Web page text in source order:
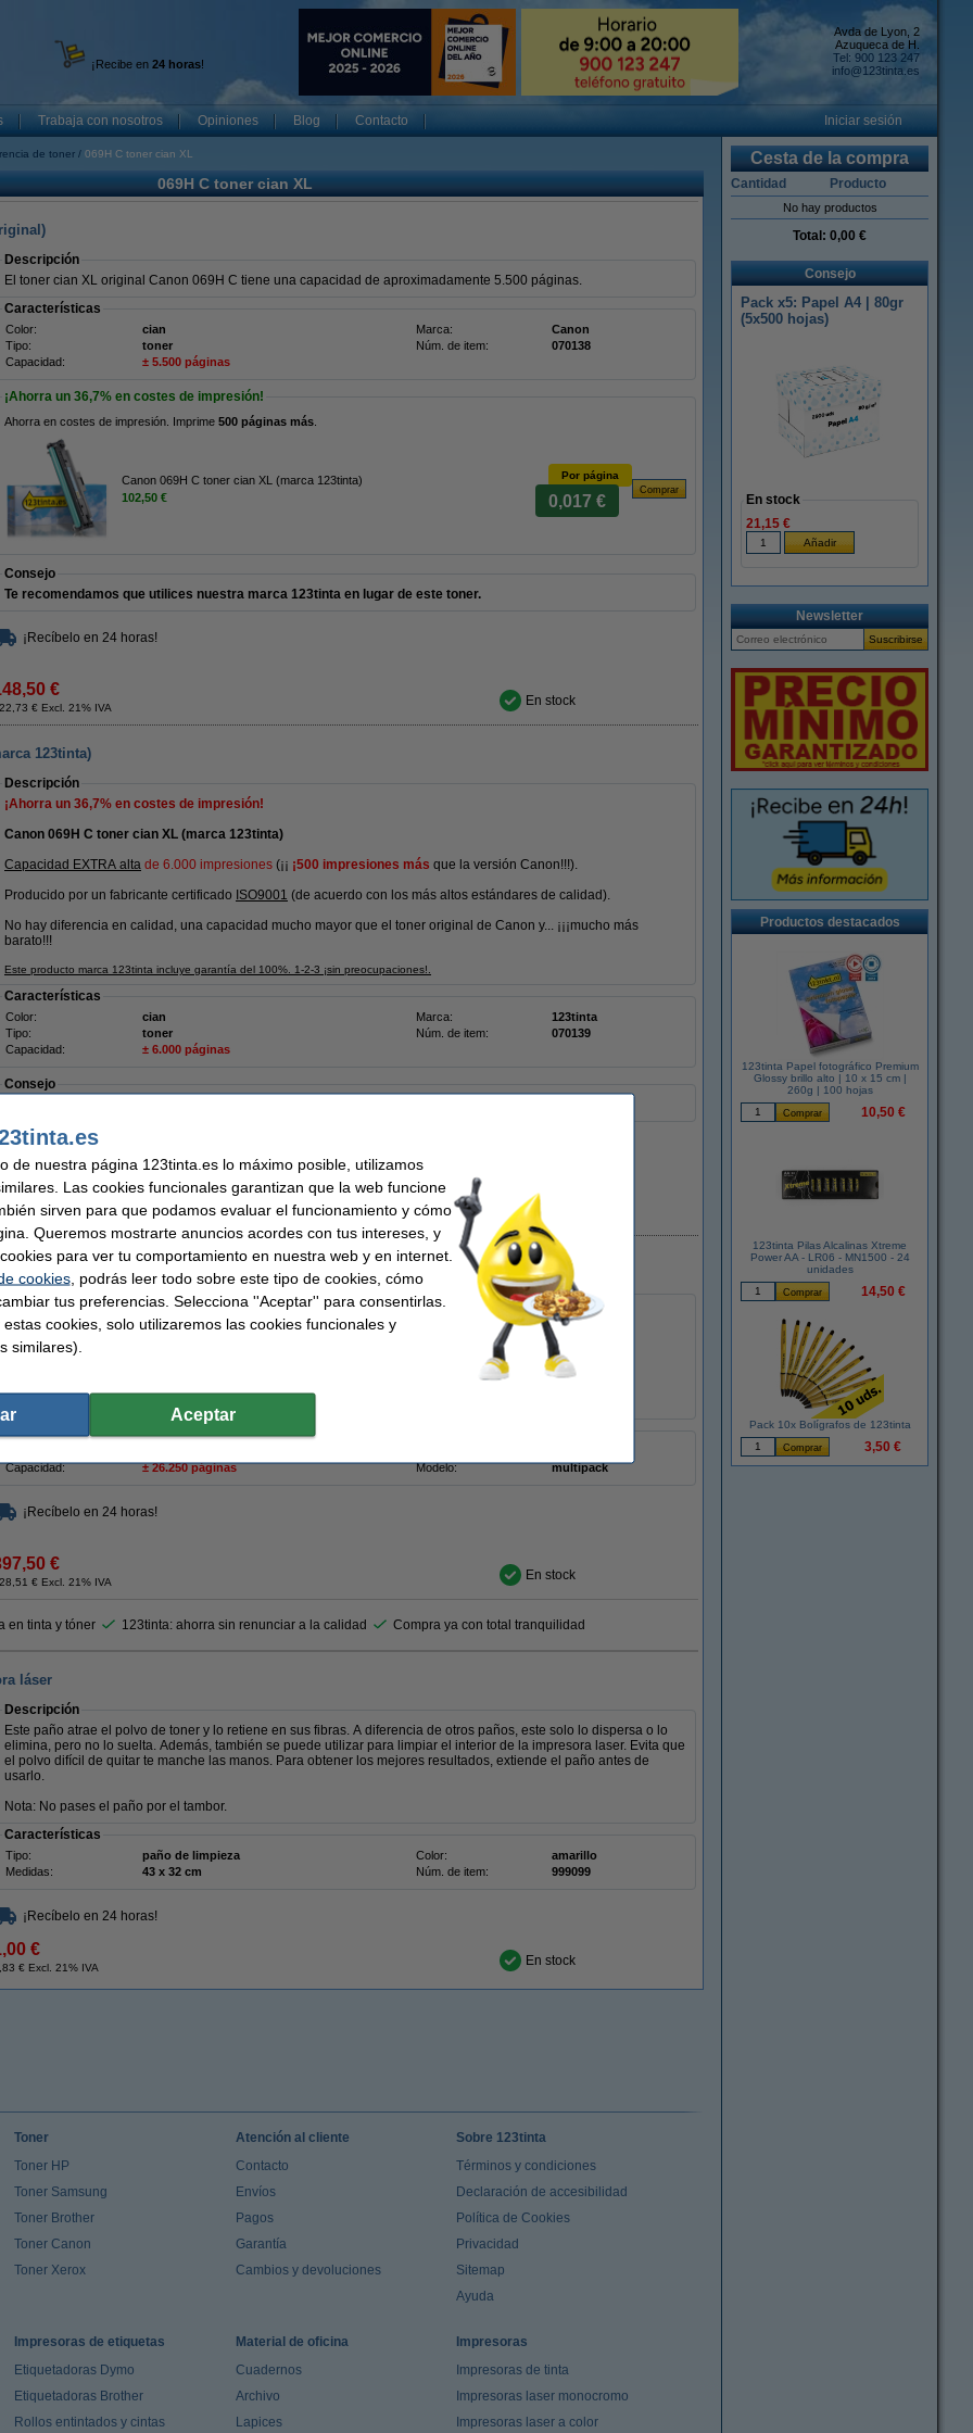
¡Recibe en 24 horas!
Avda de Lyon, 2
Azuqueca de H.
Tel: 900 123 247
info@123tinta.es
Trabaja con nosotros Opiniones Blog Contacto Iniciar sesión
de toner 069H C toner cian XL
069H C toner cian XL
Descripción
El toner cian XL original Canon 069H C tiene una capacidad de aproximadamente 5.500 páginas.
Características
Color: cian Marca:
Canon
Tipo:
toner Núm. de item:
070138
Capacidad:
± 5.500 páginas
¡Ahorra un 36,7% en costes de impresión!
Ahorra en costes de impresión. Imprime 500 páginas más
Canon 069H C toner cian XL (marca 123tinta)
102,50 €
Por página
0,017 €
Consejo
Te recomendamos que utilices nuestra marca 123tinta en lugar de este toner.
¡Recíbelo en 24 horas!
€
€ Excl. 21% IVA En stock
123tinta)
Descripción
¡Ahorra un 36,7% en costes de impresión!
Canon 069H C toner cian XL (marca 123tinta)
Capacidad EXTRA alta de 6.000 impresiones (¡¡ ¡500 impresiones más que la versión Canon!!!).
Producido por un fabricante certificado ISO9001 (de acuerdo con los más altos estándares de calidad).
No hay diferencia en calidad, una capacidad mucho mayor que el toner original de Canon y... ¡¡¡mucho más
barato!!!
Este producto marca 123tinta incluye garantía del 100%. 1-2-3 ¡sin preocupaciones!.
Características
Color: cian Marca:
123tinta
Tipo:
toner Núm. de item:
070139
Capacidad:
± 6.000 páginas
Consejo
¡Recíbelo en 24 horas!
€ Excl. 21% IVA En stock
+ 3 colores (marca 123tinta)
Descripción
Pack completo de toners de marca 123tinta para Canon:
1 x Toner Canon 069 BK
1 x Toner Canon 069 C
1 x Toner Canon 069 Yamarillo:6.000 páginas(marca 123tinta)
Capacidad:
± 26.250 páginas Modelo: multipack
¡Recíbelo en 24 horas!
€
€ Excl. 21% IVA En stock
en tinta y tóner 123tinta: ahorra sin renunciar a la calidad Compra ya con total tranquilidad
láser
Descripción
Este paño atrae el polvo de toner y lo retiene en sus fibras. A diferencia de otros paños, este solo lo dispersa o lo
elimina, pero no lo suelta. Además, también se puede utilizar para limpiar el interior de la impresora laser. Evita que
el polvo difícil de quitar te manche las manos. Para obtener los mejores resultados, extiende el paño antes de
usarlo.
Nota: No pases el paño por el tambor.
Características
Tipo: paño de limpieza Color:
amarillo
Medidas:
43 x 32 cm Núm. de item: 999099
¡Recíbelo en 24 horas!
€
€ Excl. 21% IVA En stock
Cesta de la compra
Cantidad Producto
No hay productos
Total: 0,00 €
Consejo
Pack x5: Papel A4 | 80gr
(5x500 hojas)
En stock
21,15 €
Newsletter
Productos destacados
123tinta Papel fotográfico Premium
Glossy brillo alto | 10 x 15 cm |
260g | 100 hojas
10,50 €
123tinta Pilas Alcalinas Xtreme
Power AA - LR06 - MN1500 - 24
unidades
14,50 €
Pack 10x Bolígrafos de 123tinta
3,50 €
Toner
Toner HP
Toner Samsung
Toner Brother
Toner Canon
Toner Xerox
Atención al cliente
Contacto
Envíos
Pagos
Garantía
Cambios y devoluciones
Sobre 123tinta
Términos y condiciones
Declaración de accesibilidad
Política de Cookies
Privacidad
Sitemap
Ayuda
Impresoras de etiquetas
Etiquetadoras Dymo
Etiquetadoras Brother
Rollos entintados y cintas
Material de oficina
Cuadernos
Archivo
Lapices
Impresoras
Impresoras de tinta
Impresoras laser monocromo
Impresoras laser a color
de nuestra página 123tinta.es lo máximo posible, utilizamos
Las cookies funcionales garantizan que la web funcione
sirven para que podamos evaluar el funcionamiento y cómo
Queremos mostrarte anuncios acordes con tus intereses, y
para ver tu comportamiento en nuestra web y en internet.
cookies, podrás leer todo sobre este tipo de cookies, cómo
tus preferencias. Selecciona ''Aceptar'' para consentirlas.
cookies, solo utilizaremos las cookies funcionales y
similares).
Aceptar